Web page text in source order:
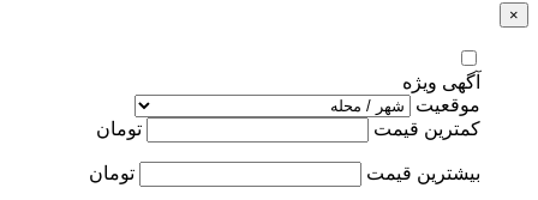
×
آگهی ویژه
موقعیت
کمترین قیمت
تومان
بیشترین قیمت تومان